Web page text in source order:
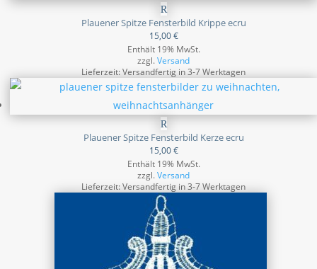
Plauener Spitze Fensterbild Krippe ecru
15,00€
Enthält 19% MwSt.
zzgl.Versand
Lieferzeit: Versandfertig in 3-7 Werktagen
Plauener Spitze Fensterbild Kerze ecru
15,00€
Enthält 19% MwSt.
zzgl.Versand
Lieferzeit: Versandfertig in 3-7 Werktagen